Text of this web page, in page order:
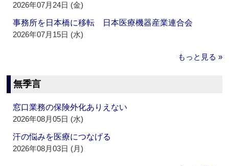
2026年07月24日 (金)
事務所を日本橋に移転 日本医療機器産業連合会
2026年07月15日 (水)
もっと見る »
無季言
窓口業務の保険外化ありえない
2026年08月05日 (水)
汗の悩みを医療につなげる
2026年08月03日 (月)